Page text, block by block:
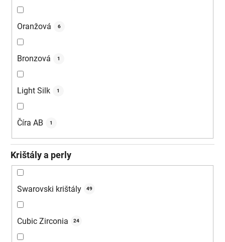
Oranžová 6
Bronzová 1
Light Silk 1
Číra AB 1
Krištály a perly
Swarovski krištály 49
Cubic Zirconia 24